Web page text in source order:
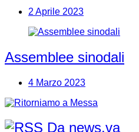
2 Aprile 2023
Assemblee sinodali
4 Marzo 2023
Da news.va